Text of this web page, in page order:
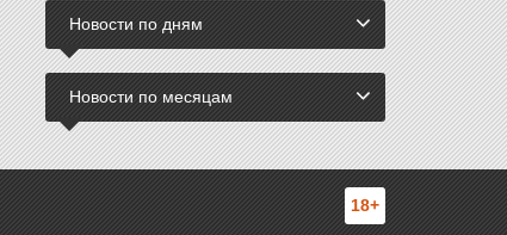
Новости по дням
Новости по месяцам
18+